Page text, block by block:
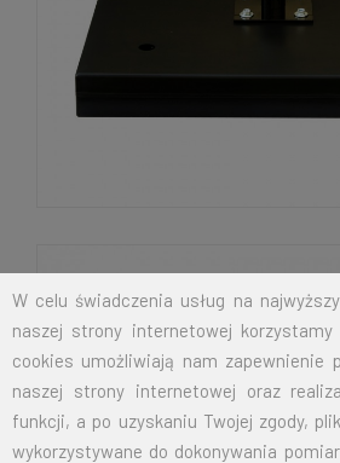
W celu świadczenia usług na
naszej strony internetowej
cookies umożliwiają nam zapewnienie
naszej strony internetowej oraz
funkcji, a po uzyskaniu Twojej zgody,
wykorzystywane do dokonywania